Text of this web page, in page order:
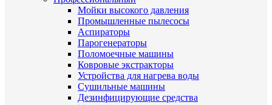
Мойки высокого давления
Промышленные пылесосы
Аспираторы
Парогенераторы
Поломоечные машины
Ковровые экстракторы
Устройства для нагрева воды
Сушильные машины
Дезинфицирующие средства